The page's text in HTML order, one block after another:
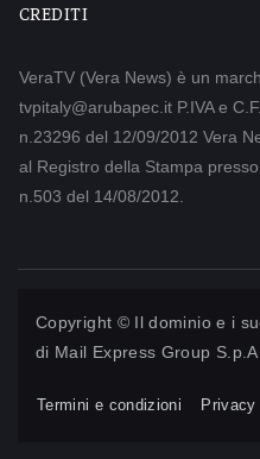
CREDITI
VeraTV (Vera News) è un
tvpitaly@arubapec.it P.IVA e
n.23296 del 12/09/2012 Vera
al Registro della Stampa
n.503 del 14/08/2012.
Copyright © Il dominio e i
di Mail Express Group
Termini e condizioni